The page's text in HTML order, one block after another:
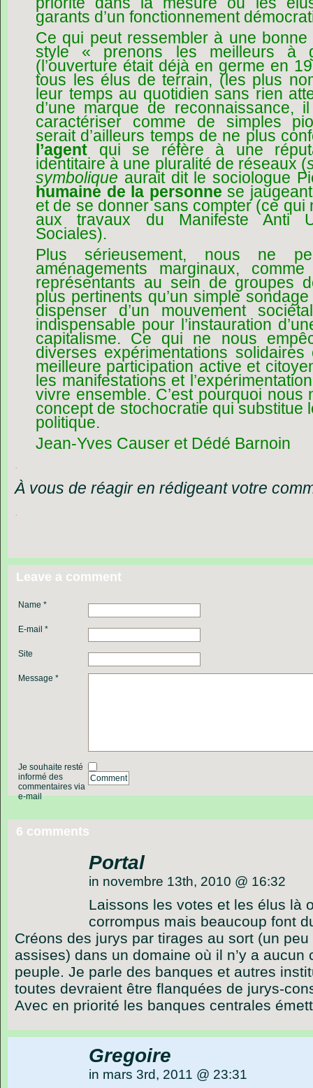
garants d’un fonctionnement
Ce qui peut ressembler à une
style « prenons les meilleurs à
(l’ouverture était déjà en germe en
tous les élus de terrain, (les plus
leur temps au quotidien sans rien
d’une marque de reconnaissance,
caractériser comme de simples
serait d’ailleurs temps de ne plus
l’agent qui se réfère à une
identitaire à une pluralité de réseaux (
symbolique aurait dit le sociologue
humaine de la personne se
et de se donner sans compter (ce qui
aux travaux du Manifeste Anti
Sociales).
Plus sérieusement, nous ne
aménagements marginaux,
représentants au sein de groupes
plus pertinents qu’un simple
dispenser d’un mouvement
indispensable pour l’instauration
capitalisme. Ce qui ne nous
diverses expérimentations
meilleure participation active et
les manifestations et
vivre ensemble. C’est pourquoi
concept de stochocratie qui substitue
politique.
Jean-Yves Causer et Dédé Barnoin
.
À vous de réagir en rédigeant votre
.
Leave a comment
Name *
E-mail *
Site
Message *
Je souhaite resté
informé des
commentaires via
e-mail
Comment
6 comments
Portal
in novembre 13th, 2010 @ 16:32
Laissons les votes et les élus là
corrompus mais beaucoup font
Créons des jurys par tirages au sort (un
assises) dans un domaine où il n’y a
peuple. Je parle des banques et autres
toutes devraient être flanquées de jurys-
Avec en priorité les banques centrales
Gregoire
in mars 3rd, 2011 @ 23:31